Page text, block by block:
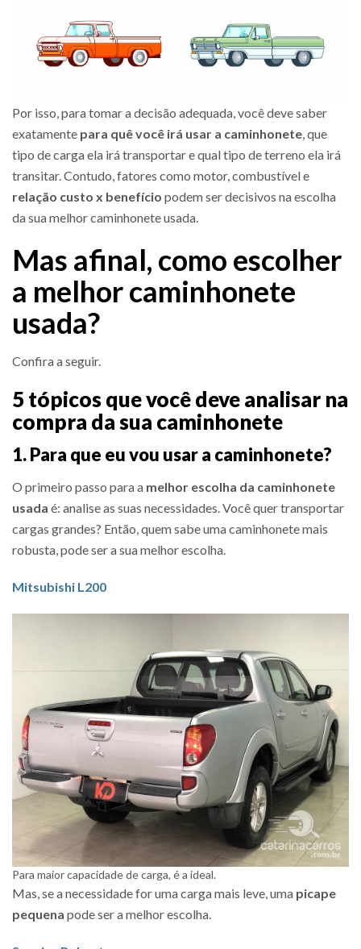
Por isso, para tomar a decisão adequada, você deve saber
exatamente para quê você irá usar a caminhonete, que
tipo de carga ela irá transportar e qual tipo de terreno ela irá
transitar. Contudo, fatores como motor, combustível e
relação custo x benefício podem ser decisivos na escolha
da sua melhor caminhonete usada.
Mas afinal, como escolher
a melhor caminhonete
usada?
Confira a seguir.
5 tópicos que você deve analisar na
compra da sua caminhonete
1. Para que eu vou usar a caminhonete?
O primeiro passo para a melhor escolha da caminhonete
usada é: analise as suas necessidades. Você quer transportar
cargas grandes? Então, quem sabe uma caminhonete mais
robusta, pode ser a sua melhor escolha.
Mitsubishi L200
Para maior capacidade de carga, é a ideal.
Mas, se a necessidade for uma carga mais leve, uma picape
pequena pode ser a melhor escolha.